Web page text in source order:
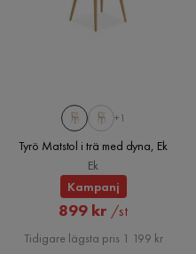
+1
Tyrö Matstol i trä med dyna, Ek
Ek
Kampanj
Rabatterat
Pris
899 kr /st
Tidigare lägsta pris 1 199 kr